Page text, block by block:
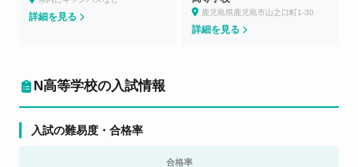
詳細を見る 鹿児島県鹿児島市山之口町1-30
詳細を見る
N高等学校の入試情報
入試の難易度・合格率
合格率